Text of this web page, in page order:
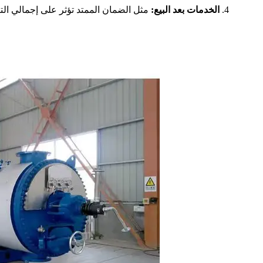
الخدمات بعد البيع: مثل الضمان الممتد تؤثر على إجمالي